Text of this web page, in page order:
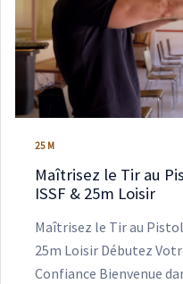
25 M
Maîtrisez le Tir au
ISSF & 25m Loisir
Maîtrisez le Tir au
25m Loisir Débutez
Confiance Bienvenue